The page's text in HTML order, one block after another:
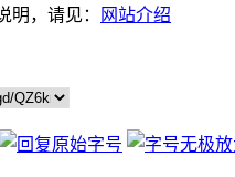
明，请见：
网站介绍